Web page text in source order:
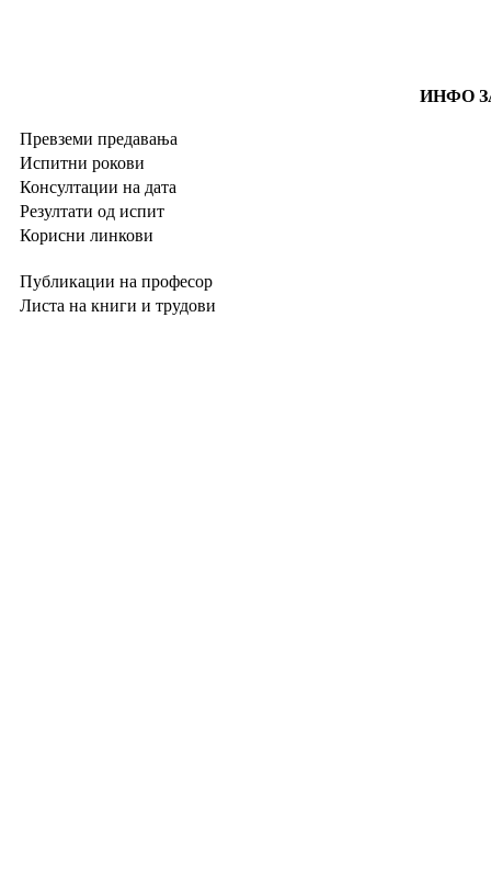
ИНФО
Превземи предавања
Испитни рокови
Консултации на дата
Резултати од испит
Корисни линкови
Публикации на професор
Листа на книги и трудови